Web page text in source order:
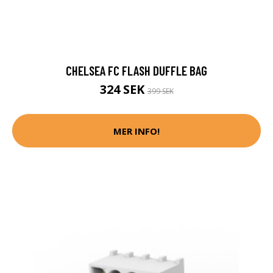
CHELSEA FC FLASH DUFFLE BAG
324 SEK399 SEK
MER INFO!